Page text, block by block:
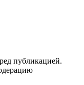
публикацией.